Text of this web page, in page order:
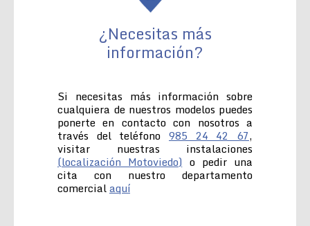
¿Necesitas más
información?
Si necesitas más información sobre
cualquiera de nuestros modelos puedes
ponerte en contacto con nosotros a
través del teléfono 985 24 42 67,
visitar nuestras instalaciones
(localización Motoviedo) o pedir una
cita con nuestro departamento
comercialaquí